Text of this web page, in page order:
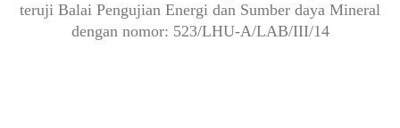
teruji Balai Pengujian Energi dan Sumber daya Mineral
dengan nomor: 523/LHU-A/LAB/III/14